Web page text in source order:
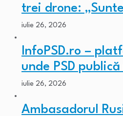
trei drone:
iulie 26, 2026
InfoPSD.ro –
unde PSD
iulie 26, 2026
Ambasadorul